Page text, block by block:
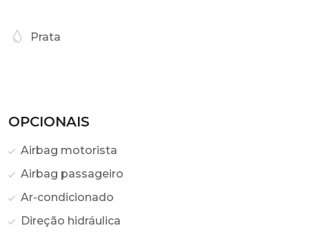
Prata
OPCIONAIS
Airbag motorista
Airbag passageiro
Ar-condicionado
Direção hidráulica